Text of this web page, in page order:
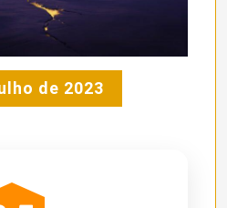
de 2023